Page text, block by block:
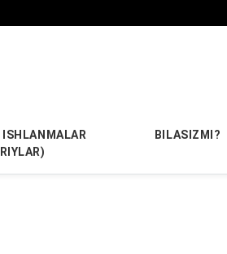
ISHLANMALAR
BILASIZMI?